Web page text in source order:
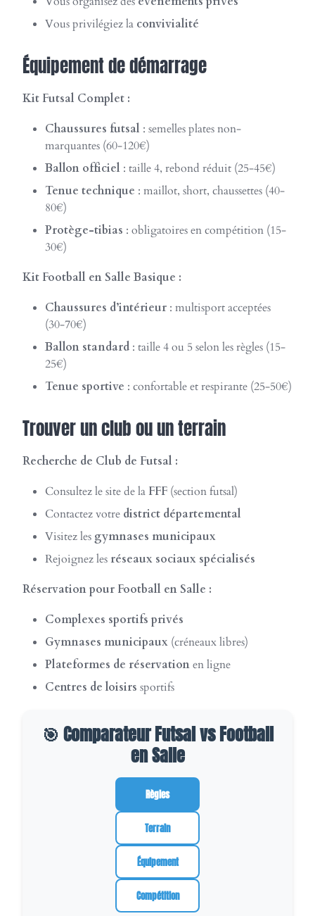
Vous privilégiez la convivialité
Équipement de démarrage
Kit Futsal Complet :
Chaussures futsal : semelles plates non-
marquantes (60-120€)
Ballon officiel : taille 4, rebond réduit (25-45€)
Tenue technique : maillot, short, chaussettes (40-
80€)
Protège-tibias : obligatoires en compétition (15-
30€)
Kit Football en Salle Basique :
Chaussures d’intérieur : multisport acceptées
(30-70€)
Ballon standard : taille 4 ou 5 selon les règles (15-
25€)
Tenue sportive : confortable et respirante (25-50€)
Trouver un club ou un terrain
Recherche de Club de Futsal :
Consultez le site de la FFF (section futsal)
Contactez votre district départemental
Visitez les gymnases municipaux
Rejoignez les réseaux sociaux spécialisés
Réservation pour Football en Salle :
Complexes sportifs privés
Gymnases municipaux (créneaux libres)
Plateformes de réservationen ligne
Centres de loisirs sportifs
🎯 Comparateur Futsal vs Football
en Salle
Règles
Terrain
Équipement
Compétition